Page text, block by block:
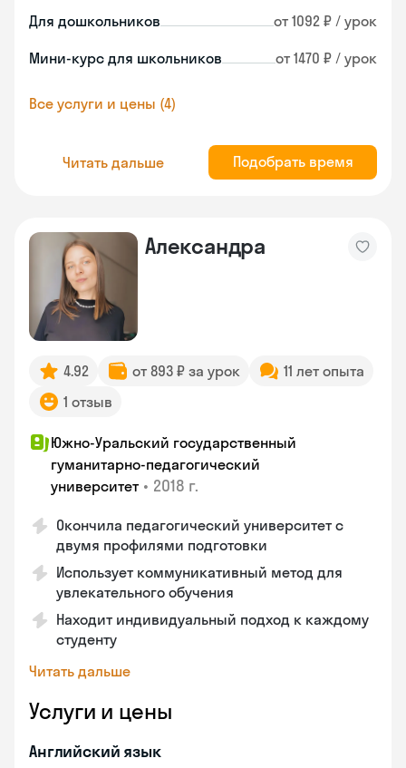
Для дошкольников от 1092 ₽ / урок
Мини-курс для школьников от 1470 ₽ / урок
Все услуги и цены (4)
Читать дальше Подобрать время
Александра
4.92 от 893 ₽ за урок
11 лет опыта
1 отзыв
Южно-Уральский государственный
гуманитарно-педагогический
университет • 2018 г.
Окончила педагогический университет с
двумя профилями подготовки
Использует коммуникативный метод для
увлекательного обучения
Находит индивидуальный подход к каждому
студенту
Читать дальше
Услуги и цены
Английский язык